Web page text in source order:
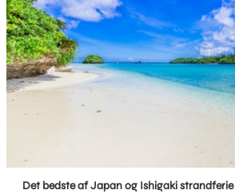
Det bedste af Japan og Ishigaki strandferie